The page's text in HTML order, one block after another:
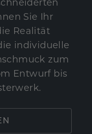
Sie Ihr
Realität
individuelle
zum
Entwurf bis